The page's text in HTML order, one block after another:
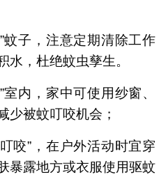
蚊子，注意定期清除工作
水，杜绝蚊虫孳生。
内，家中可使用纱窗、
少被蚊叮咬机会；
咬”，在户外活动时宜穿
暴露地方或衣服使用驱蚊